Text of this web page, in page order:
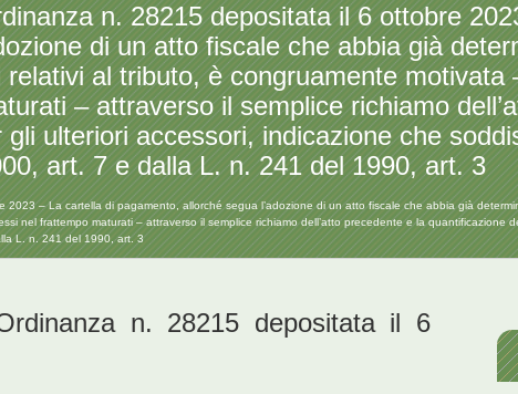
n. 28215 depositata il 6 ottobre
di un atto fiscale che abbia già
al tributo, è congruamente motivata
– attraverso il semplice richiamo
ulteriori accessori, indicazione che
art. 7 e dalla L. n. 241 del 1990, art. 3
– La cartella di pagamento, allorché segua l’adozione di un atto fiscale che abbia già
nel frattempo maturati – attraverso il semplice richiamo dell’atto precedente e la quantificazione
L. n. 241 del 1990, art. 3
n. 28215 depositata il 6